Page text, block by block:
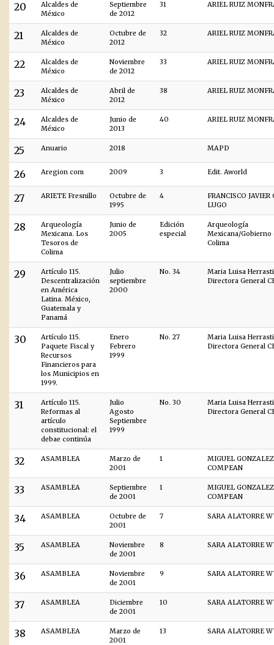
20
Alcaldes de
México
Septiembre
de 2012
31 ARIEL RUIZ
21
Alcaldes de
México
Octubre de
2012
32 ARIEL RUIZ
22
Alcaldes de
México
Noviembre
de 2012
33 ARIEL RUIZ
23
Alcaldes de
México
Abril de
2012
38 ARIEL RUIZ
24
Alcaldes de
México
Junio de
2013
40 ARIEL RUIZ
25 Anuario 2018 MAPD
26 Aregion com 2009 3 Edit. Aworld
27 ARIETE Fresnillo
Octubre de
1995
4
FRANCISCO JAVIER
LUGO
28
Arqueología
Mexicana. Los
Tesoros de
Colima
Junio de
2005
Edición
especial
Arqueología
Mexicana/Gobierno
Colima
29
Artículo 115.
Descentralización
en América
Latina. México,
Guatemala y
Panamá
Julio
septiembre
2000
No. 34
Maria Luisa Herrasti
Directora General
30
Artículo 115.
Paquete Fiscal y
Recursos
Financieros para
los Municipios en
1999.
Enero
Febrero
1999
No. 27
Maria Luisa Herrasti
Directora General
31
Artículo 115.
Reformas al
artículo
constitucional: el
debae continúa
Julio
Agosto
Septiembre
1999
No. 30
Maria Luisa Herrasti
Directora General
32 ASAMBLEA
Marzo de
2001
1
MIGUEL GONZALEZ
COMPEAN
33 ASAMBLEA
Septiembre
de 2001
1
MIGUEL GONZALEZ
COMPEAN
34 ASAMBLEA
Octubre de
2001
7 SARA ALATORRE
35 ASAMBLEA
Noviembre
de 2001
8 SARA ALATORRE
36 ASAMBLEA
Noviembre
de 2001
9 SARA ALATORRE
37 ASAMBLEA
Diciembre
de 2001
10 SARA ALATORRE
38 ASAMBLEA
Marzo de
2001
13 SARA ALATORRE